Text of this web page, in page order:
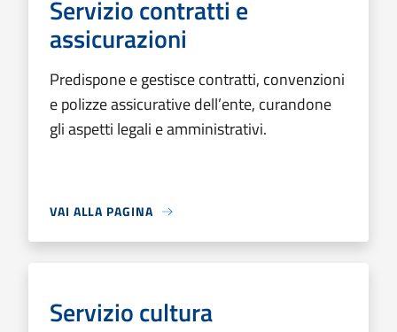
Servizio contratti e
assicurazioni
Predispone e gestisce contratti, convenzioni
e polizze assicurative dell’ente, curandone
gli aspetti legali e amministrativi.
VAI ALLA PAGINA
Servizio cultura